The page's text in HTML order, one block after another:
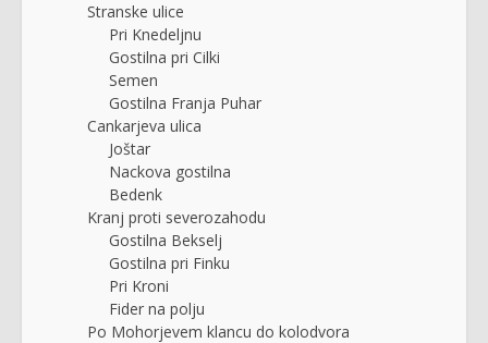
Stranske ulice
Pri Knedeljnu
Gostilna pri Cilki
Semen
Gostilna Franja Puhar
Cankarjeva ulica
Joštar
Nackova gostilna
Bedenk
Kranj proti severozahodu
Gostilna Bekselj
Gostilna pri Finku
Pri Kroni
Fider na polju
Po Mohorjevem klancu do kolodvora